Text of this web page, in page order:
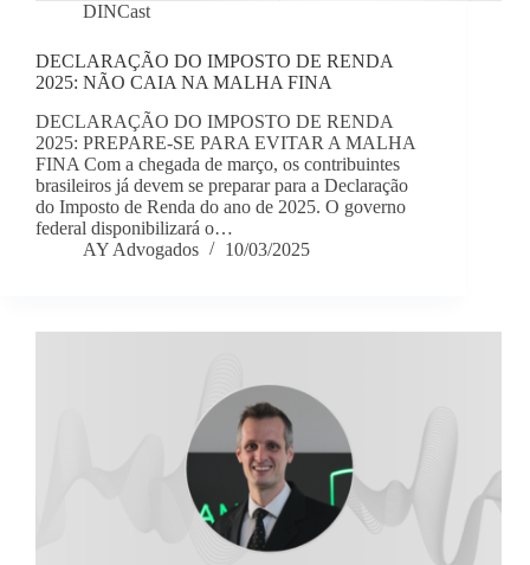
DINCast
DECLARAÇÃO DO IMPOSTO DE RENDA
2025: NÃO CAIA NA MALHA FINA
DECLARAÇÃO DO IMPOSTO DE RENDA
2025: PREPARE-SE PARA EVITAR A MALHA
FINA Com a chegada de março, os contribuintes
brasileiros já devem se preparar para a Declaração
do Imposto de Renda do ano de 2025. O governo
federal disponibilizará o…
AY Advogados
10/03/2025